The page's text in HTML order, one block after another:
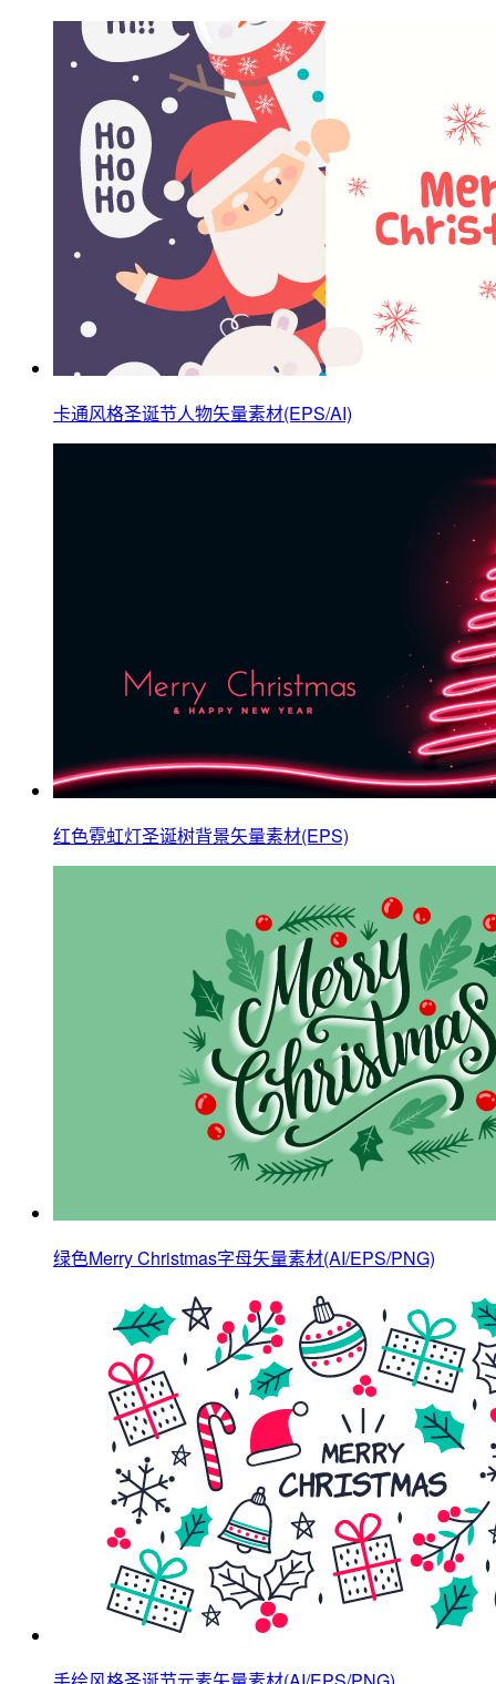
卡通风格圣诞节人物矢量素材(EPS/AI)
红色霓虹灯圣诞树背景矢量素材(EPS)
绿色Merry Christmas字母矢量素材(AI/EPS/PNG)